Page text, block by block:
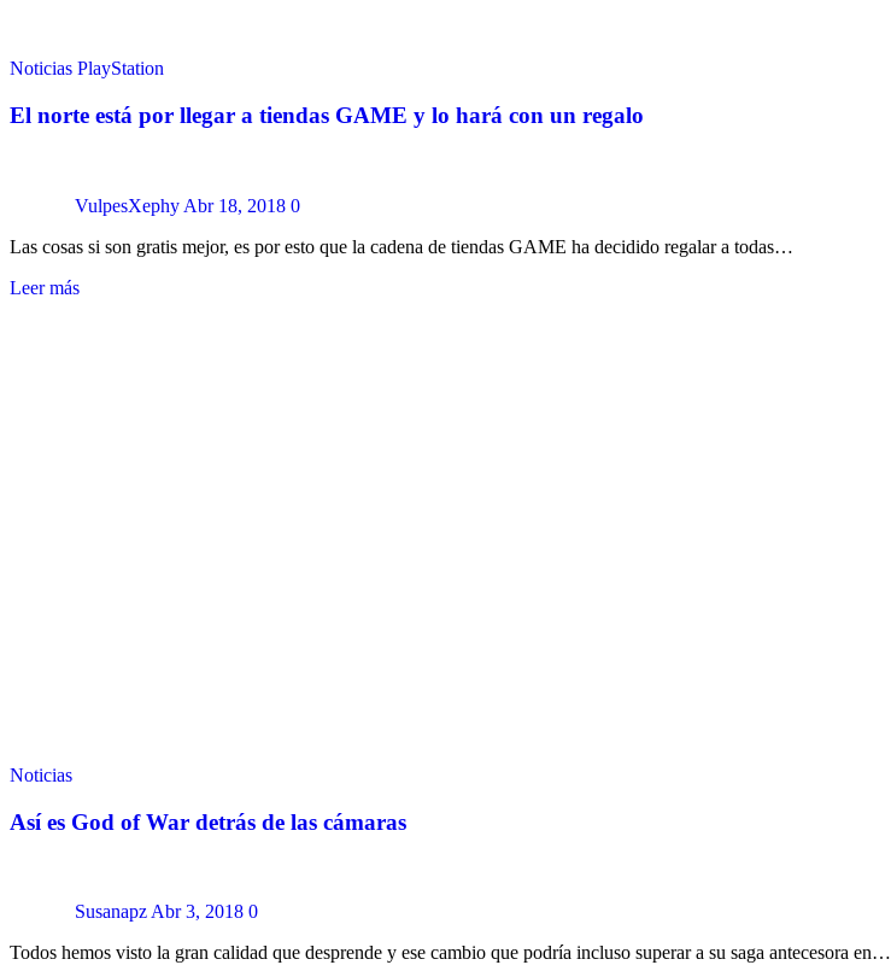
Noticias PlayStation
El norte está por llegar a tiendas GAME y lo hará con un regalo
VulpesXephy Abr 18, 2018 0
Las cosas si son gratis mejor, es por esto que la cadena de tiendas GAME ha decidido regalar a todas…
Leer más
Noticias
Así es God of War detrás de las cámaras
Susanapz Abr 3, 2018 0
Todos hemos visto la gran calidad que desprende y ese cambio que podría incluso superar a su saga antecesora en…